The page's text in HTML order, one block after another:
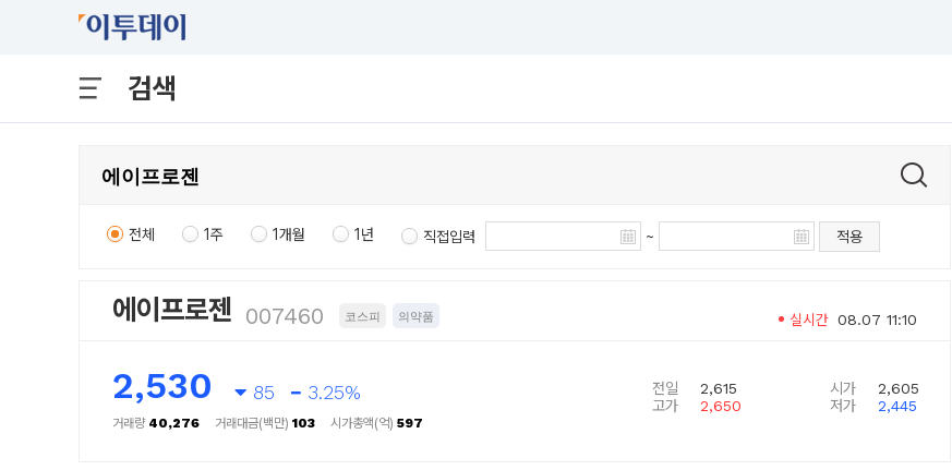
검색
전체 1주 1개월 1년 직접입력 ~ 적용
에이프로젠 007460 코스피 의약품 실시간 08.07 11:10
2,530 85 3.25%
거래량 40,276 거래대금(백만) 103 시가총액(억) 597
전일
2,615
고가
2,650
시가
2,605
저가
2,445